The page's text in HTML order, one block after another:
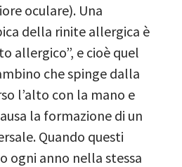
oculare). Una
della rinite allergica è
allergico”, e cioè quel
che spinge dalla
l’alto con la mano e
la formazione di un
Quando questi
ogni anno nella stessa